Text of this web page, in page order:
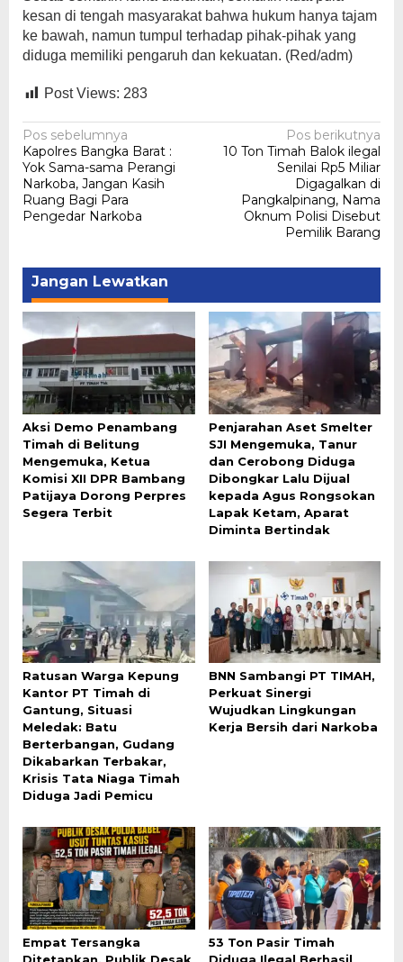
kesan di tengah masyarakat bahwa hukum hanya tajam
ke bawah, namun tumpul terhadap pihak-pihak yang
diduga memiliki pengaruh dan kekuatan. (Red/adm)
Post Views: 283
Navigasi
pos
Pos sebelumnya
Kapolres Bangka Barat :
Yok Sama-sama Perangi
Narkoba, Jangan Kasih
Ruang Bagi Para
Pengedar Narkoba
Pos berikutnya
10 Ton Timah Balok ilegal
Senilai Rp5 Miliar
Digagalkan di
Pangkalpinang, Nama
Oknum Polisi Disebut
Pemilik Barang
Jangan Lewatkan
Aksi Demo Penambang
Timah di Belitung
Mengemuka, Ketua
Komisi XII DPR Bambang
Patijaya Dorong Perpres
Segera Terbit
Penjarahan Aset Smelter
SJI Mengemuka, Tanur
dan Cerobong Diduga
Dibongkar Lalu Dijual
kepada Agus Rongsokan
Lapak Ketam, Aparat
Diminta Bertindak
Ratusan Warga Kepung
Kantor PT Timah di
Gantung, Situasi
Meledak: Batu
Berterbangan, Gudang
Dikabarkan Terbakar,
Krisis Tata Niaga Timah
Diduga Jadi Pemicu
BNN Sambangi PT TIMAH,
Perkuat Sinergi
Wujudkan Lingkungan
Kerja Bersih dari Narkoba
Empat Tersangka
53 Ton Pasir Timah